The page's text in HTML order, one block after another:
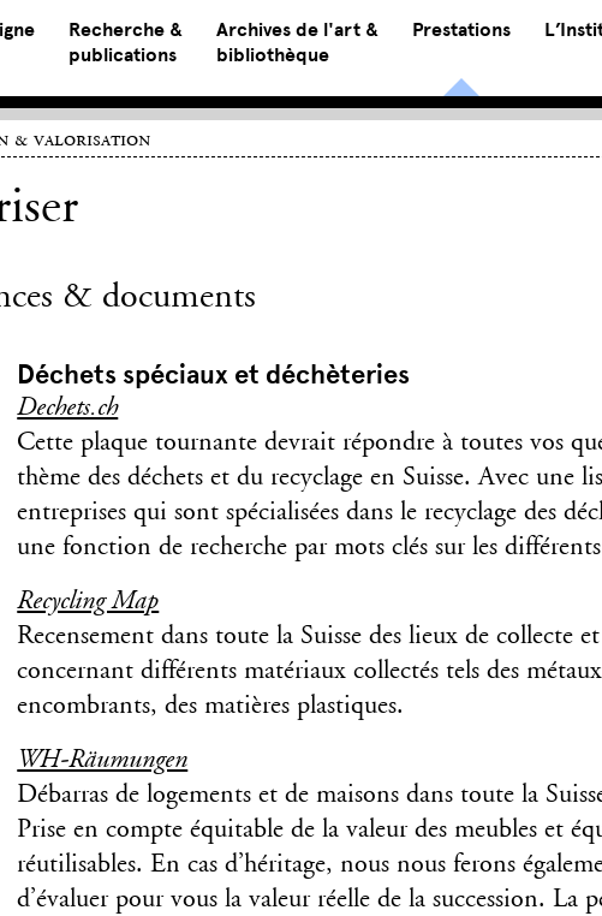
Recherche &
publications
Archives de l'art &
bibliothèque
Prestations
& valorisation
& documents
Déchets spéciaux et déchèteries
Dechets.ch
Cette plaque tournante devrait répondre à toutes vos
thème des déchets et du recyclage en Suisse. Avec une
entreprises qui sont spécialisées dans le recyclage des
une fonction de recherche par mots clés sur les
Recycling Map
Recensement dans toute la Suisse des lieux de collecte
concernant différents matériaux collectés tels des
encombrants, des matières plastiques.
WH-Räumungen
Débarras de logements et de maisons dans toute la
Prise en compte équitable de la valeur des meubles et
réutilisables. En cas d’héritage, nous nous ferons
d’évaluer pour vous la valeur réelle de la succession. La